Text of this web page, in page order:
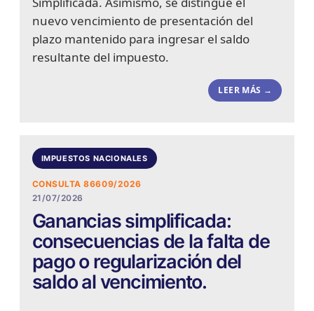
nuevo vencimiento de presentación del
plazo mantenido para ingresar el saldo
resultante del impuesto.
LEER MÁS →
IMPUESTOS NACIONALES
CONSULTA 86609/2026
21/07/2026
Ganancias simplificada:
consecuencias de la falta de
pago o regularización del
saldo al vencimiento.